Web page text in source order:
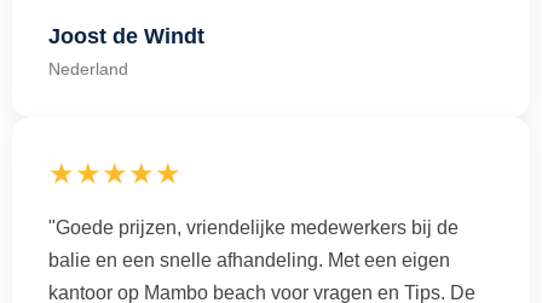
Joost de Windt
Nederland
★★★★★
"Goede prijzen, vriendelijke medewerkers bij de
balie en een snelle afhandeling. Met een eigen
kantoor op Mambo beach voor vragen en Tips. De